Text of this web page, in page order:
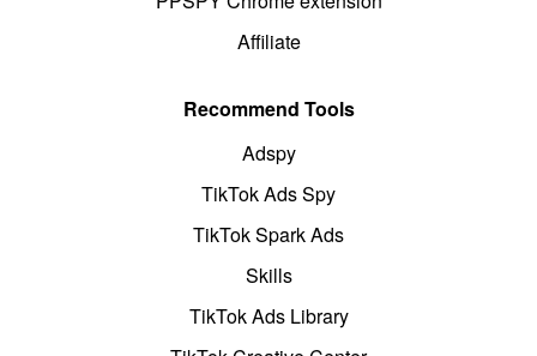
Affiliate
Recommend Tools
Adspy
TikTok Ads Spy
TikTok Spark Ads
Skills
TikTok Ads Library